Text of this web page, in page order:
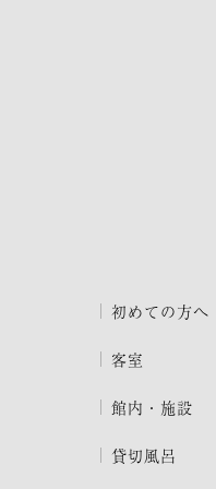
初めての方へ
客室
館内・施設
貸切風呂